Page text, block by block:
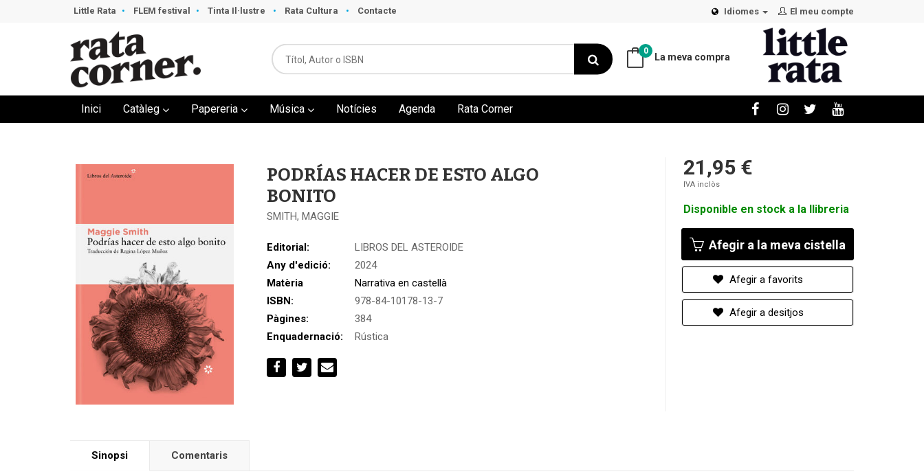
El meu compte
Idiomes
Little Rata FLEM festival Tinta Il·lustre Rata Cultura Contacte
La meva compra
0
Inici Catàleg Papereria Música Notícies Agenda Rata Corner
PODRÍAS HACER DE ESTO ALGO
BONITO
SMITH, MAGGIE
Editorial:
LIBROS DEL ASTEROIDE
Any d'edició:
2024
Matèria
Narrativa en castellà
ISBN:
978-84-10178-13-7
Pàgines:
384
Enquadernació:
Rústica
21,95 €
IVA inclòs
Disponible en stock a la llibreria
Afegir a la meva cistella
Afegir a favorits
Afegir a desitjos
Sinopsi Comentaris